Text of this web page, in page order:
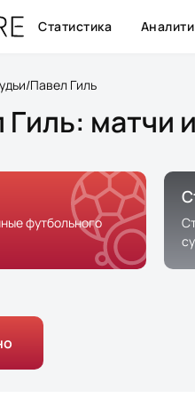
Статистика
/Павел Гиль
Гиль: матчи
футбольного